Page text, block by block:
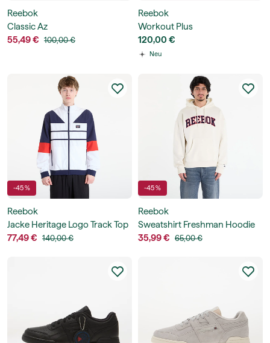
Reebok
Classic Az
55,49 € 100,00 €
Reebok
Workout Plus
120,00 €
Neu
-45 %
Reebok
Jacke Heritage Logo Track Top
77,49 € 140,00 €
-45 %
Reebok
Sweatshirt Freshman Hoodie
35,99 € 65,00 €